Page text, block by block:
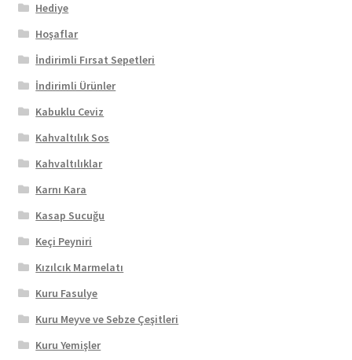
Hediye
Hoşaflar
İndirimli Fırsat Sepetleri
İndirimli Ürünler
Kabuklu Ceviz
Kahvaltılık Sos
Kahvaltılıklar
Karnı Kara
Kasap Sucuğu
Keçi Peyniri
Kızılcık Marmelatı
Kuru Fasulye
Kuru Meyve ve Sebze Çeşitleri
Kuru Yemişler